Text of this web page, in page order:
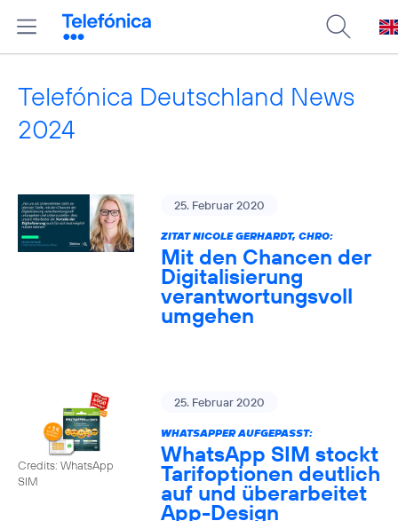
Telefónica Deutschland News
2024
25. Februar 2020
ZITAT NICOLE GERHARDT, CHRO:
Mit den Chancen der
Digitalisierung
verantwortungsvoll
umgehen
Credits: WhatsApp
SIM
25. Februar 2020
WHATSAPPER AUFGEPASST:
WhatsApp SIM stockt
Tarifoptionen deutlich
auf und überarbeitet
App-Design